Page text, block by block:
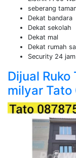
seberang
Dekat bandara
Dekat sekolah
Dekat mal
Dekat rumah
Security 24 jam
Dijual Ruko
milyar